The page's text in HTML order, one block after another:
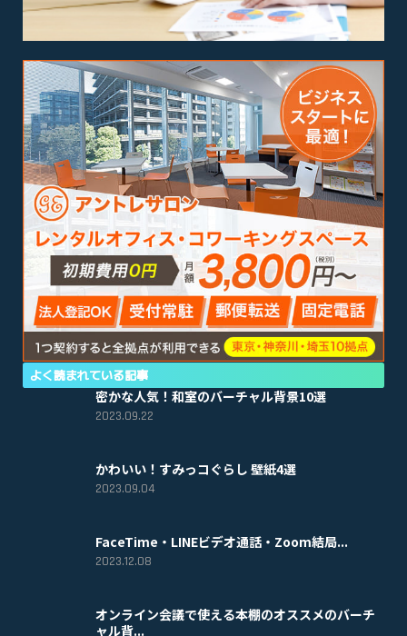
よく読まれている記事
密かな人気！和室のバーチャル背景10選
2023.09.22
かわいい！すみっコぐらし 壁紙4選
2023.09.04
FaceTime・LINEビデオ通話・Zoom結局...
2023.12.08
オンライン会議で使える本棚のオススメのバーチ
ャル背...